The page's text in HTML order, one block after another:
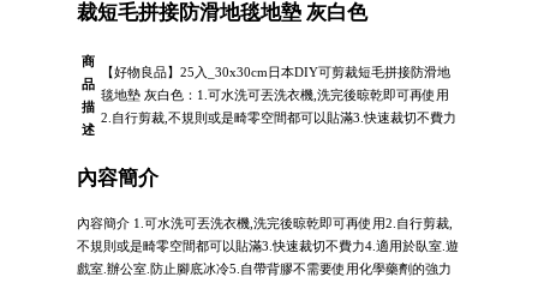
裁短毛拼接防滑地毯地墊 灰白色
商
品
描
述
【好物良品】25入_30x30cm日本DIY可剪裁短毛拼接防滑地
毯地墊 灰白色：1.可水洗可丟洗衣機,洗完後晾乾即可再使用
2.自行剪裁,不規則或是畸零空間都可以貼滿3.快速裁切不費力
內容簡介
內容簡介 1.可水洗可丟洗衣機,洗完後晾乾即可再使用2.自行剪裁,
不規則或是畸零空間都可以貼滿3.快速裁切不費力4.適用於臥室.遊
戲室.辦公室.防止腳底冰冷5.自帶背膠不需要使用化學藥劑的強力